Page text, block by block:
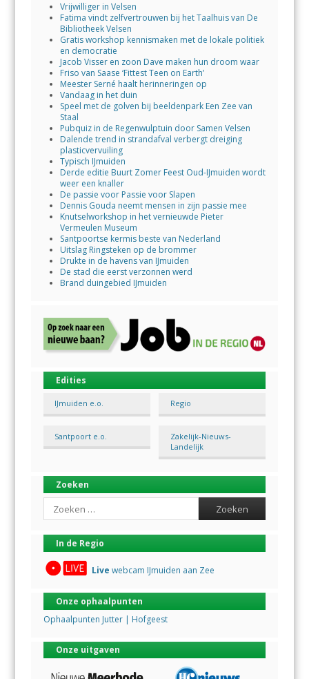
Vrijwilliger in Velsen
Fatima vindt zelfvertrouwen bij het Taalhuis van De
Bibliotheek Velsen
Gratis workshop kennismaken met de lokale politiek
en democratie
Jacob Visser en zoon Dave maken hun droom waar
Friso van Saase ‘Fittest Teen on Earth’
Meester Serné haalt herinneringen op
Vandaag in het duin
Speel met de golven bij beeldenpark Een Zee van
Staal
Pubquiz in de Regenwulptuin door Samen Velsen
Dalende trend in strandafval verbergt dreiging
plasticvervuiling
Typisch IJmuiden
Derde editie Buurt Zomer Feest Oud-IJmuiden wordt
weer een knaller
De passie voor Passie voor Slapen
Dennis Gouda neemt mensen in zijn passie mee
Knutselworkshop in het vernieuwde Pieter
Vermeulen Museum
Santpoortse kermis beste van Nederland
Uitslag Ringsteken op de brommer
Drukte in de havens van IJmuiden
De stad die eerst verzonnen werd
Brand duingebied IJmuiden
Edities
IJmuiden e.o. Regio
Santpoort e.o.
Zakelijk-Nieuws-
Landelijk
Zoeken
Search
In de Regio
Live webcam IJmuiden aan Zee
Onze ophaalpunten
Ophaalpunten Jutter | Hofgeest
Onze uitgaven